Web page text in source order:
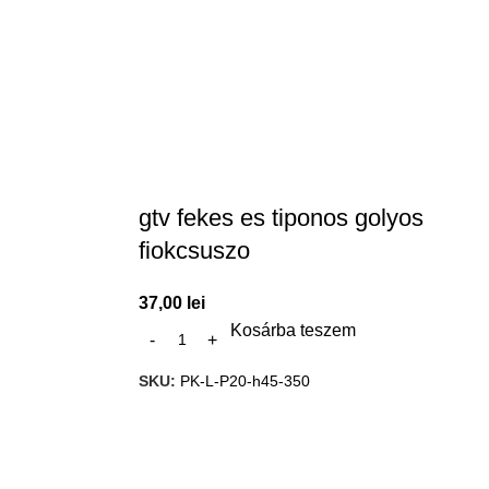
gtv fekes es tiponos golyos
fiokcsuszo
37,00 lei
Kosárba teszem
SKU: PK-L-P20-h45-350